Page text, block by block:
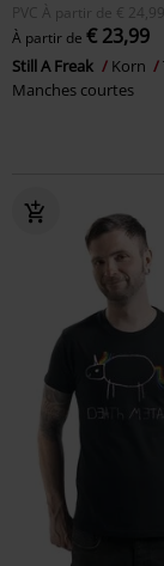
PVC
À partir de € 24,99
À partir de € 23,99
Still A Freak Korn
Manches courtes